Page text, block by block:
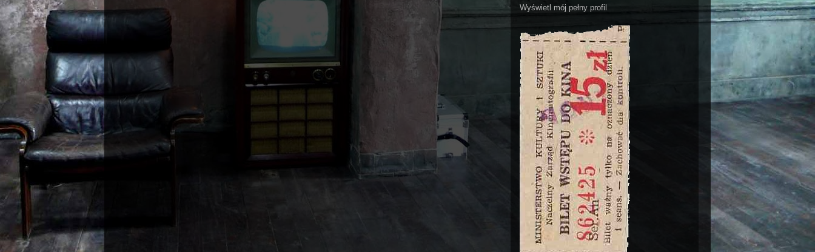
Wyświetl mój pełny profil